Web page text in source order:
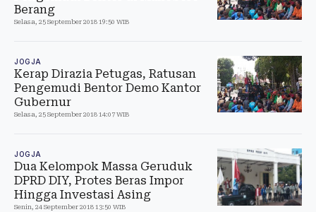
Berang
Selasa, 25 September 2018 19:50 WIB
JOGJA
Kerap Dirazia Petugas, Ratusan
Pengemudi Bentor Demo Kantor
Gubernur
Selasa, 25 September 2018 14:07 WIB
JOGJA
Dua Kelompok Massa Geruduk
DPRD DIY, Protes Beras Impor
Hingga Investasi Asing
Senin, 24 September 2018 13:50 WIB